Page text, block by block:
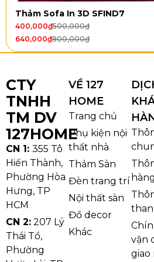
Thảm Văn
Chất Liệu Sợi Nylon –
Trội
Thảm Văn Phòng M A2 sử
được đánh giá là một trong
trong ngành thảm trải sàn. Ưu
Nylon gồm:
Khả năng đàn hồi tốt, hạn
Chịu lực và chịu mài mòn
Thảm Sofa In 3D SFIND7
500,000₫
400,000₫
800,000₫
640,000₫
CTY
TNHH
TM DV
127HOME
CN 1: 355 Tô
Hiến Thành,
Phường Hòa
Hưng, TP
HCM
CN 2: 207 Lý
Thái Tổ,
Phường
VỀ 127
HOME
Trang chủ
Phụ kiện nội
thất nhà
Thảm Sàn
Đèn trang trí
Nội thất sàn
Đồ decor
Khác
vận
giao